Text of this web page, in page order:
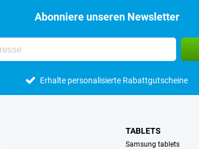
Abonniere unseren Newsletter
Erhalte personalisierte Rabattgutscheine
TABLETS
Samsung tablets